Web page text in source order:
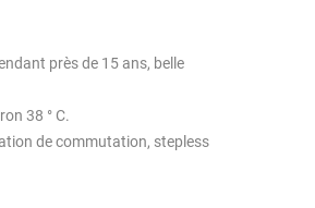
près de 15 ans, belle
38 ° C.
de commutation, stepless